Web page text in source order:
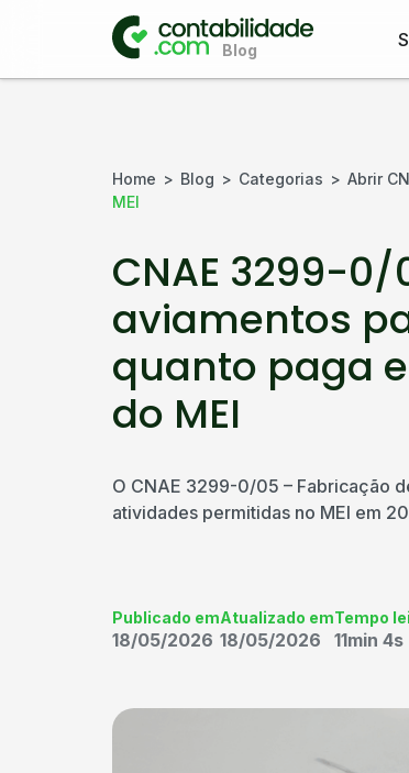
Home Blog Categorias Abrir
MEI
CNAE 3299-
aviamentos
quanto paga
do MEI
O CNAE 3299-0/05 – Fabricação
atividades permitidas no MEI em
Publicado em
18/05/2026
Atualizado em
18/05/2026
Tempo
11min 4s